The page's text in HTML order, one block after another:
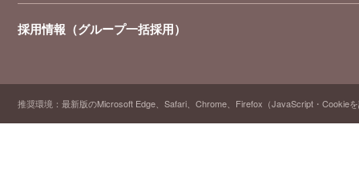
採用情報（グループ一括採用）
推奨環境：最新版のMicrosoft Edge、Safari、Chrome、Firefox（JavaScript・Cookie